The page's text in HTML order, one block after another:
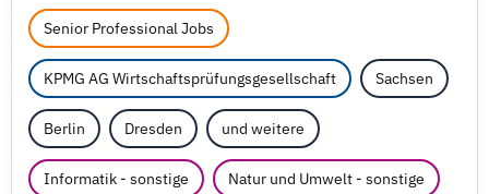
Senior Professional Jobs
KPMG AG Wirtschaftsprüfungsgesellschaft Sachsen
Berlin Dresden und weitere
Informatik - sonstige Natur und Umwelt - sonstige